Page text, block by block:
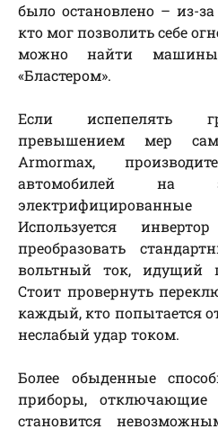
было остановлено – из-
кто мог позволить себе
можно найти машины,
«Бластером».
Если испепелять
превышением мер
Armormax,
автомобилей на
Используется
преобразовать
вольтный ток, идущий
Стоит провернуть
каждый, кто попытается
неслабый удар током.
Более обыденные
приборы, отключающие
становится